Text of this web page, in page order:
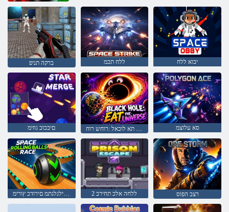
ברקה תניפ ללח תכמ יבוא ללח
םיבכוכ גוזימ סא עלוצמ
ללחב םילגלגתמ םירודכ ץורימ 2 ללחה אלכ תחירב רצב הפוס